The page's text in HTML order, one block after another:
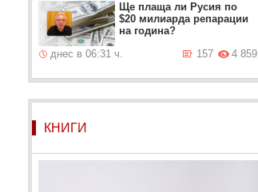
Ще плаща ли Русия по
$20 милиарда репарации
на година?
днес в 06:31 ч.
4 859
157
КНИГИ